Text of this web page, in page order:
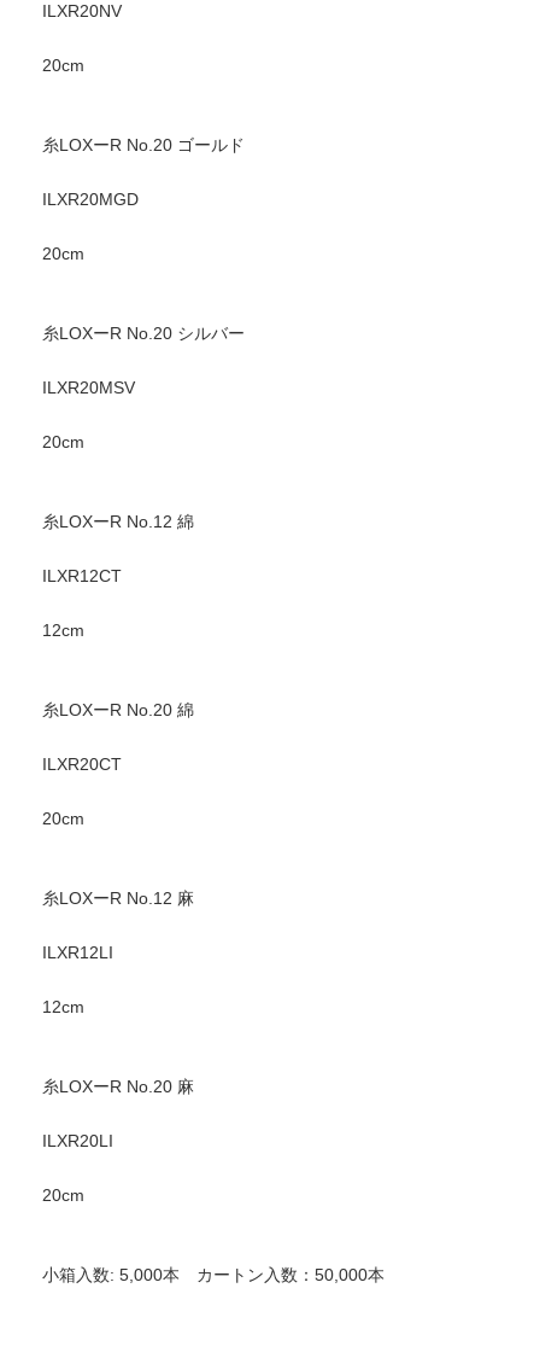
ILXR20NV
20cm
糸LOXーR No.20 ゴールド
ILXR20MGD
20cm
糸LOXーR No.20 シルバー
ILXR20MSV
20cm
糸LOXーR No.12 綿
ILXR12CT
12cm
糸LOXーR No.20 綿
ILXR20CT
20cm
糸LOXーR No.12 麻
ILXR12LI
12cm
糸LOXーR No.20 麻
ILXR20LI
20cm
小箱入数: 5,000本 カートン入数：50,000本